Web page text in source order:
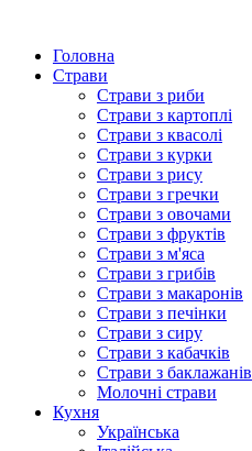
Головна
Страви
Страви з риби
Страви з картоплі
Страви з квасолі
Страви з курки
Страви з рису
Страви з гречки
Страви з овочами
Страви з фруктів
Страви з м'яса
Страви з грибів
Страви з макаронів
Страви з печінки
Страви з сиру
Страви з кабачків
Страви з баклажанів
Молочні страви
Кухня
Українська